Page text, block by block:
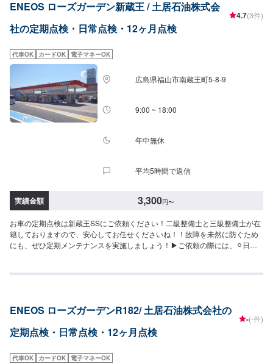
ENEOS ローズガーデン新蔵王 / 土居石油株式会
社の定期点検・日常点検・12ヶ月点検
4.7(3件)
代車OK カードOK 電子マネーOK
広島県福山市南蔵王町5-8-9
9:00 ~ 18:00
年中無休
平均5時間で返信
実績金額 3,300円〜
お車の定期点検は新蔵王SSにご依頼ください！二級整備士と三級整備士が在
籍しておりますので、安心してお任せくださいね！！故障を未然に防ぐため
にも、ぜひ定期メンテナンスを実施しましょう！▶︎ご依頼の際には、⚪︎日常
も、お車の不調を感じた際にもご相談ください！その際には、備考欄に不調
ENEOS ローズガーデンR182/ 土居石油株式会社の
定期点検・日常点検・12ヶ月点検
-(-件)
代車OK カードOK 電子マネーOK